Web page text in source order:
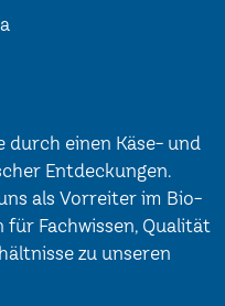
durch einen Käse- und
Entdeckungen.
als Vorreiter im Bio-
Fachwissen, Qualität
zu unseren